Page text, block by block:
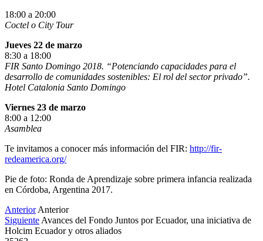
18:00 a 20:00
Coctel o City Tour
Jueves 22 de marzo
8:30 a 18:00
FIR Santo Domingo 2018. “Potenciando capacidades para el
desarrollo de comunidades sostenibles: El rol del sector privado”.
Hotel Catalonia Santo Domingo
Viernes 23 de marzo
8:00 a 12:00
Asamblea
Te invitamos a conocer más información del FIR: http://fir-
redeamerica.org/
Pie de foto: Ronda de Aprendizaje sobre primera infancia realizada
en Córdoba, Argentina 2017.
Anterior Anterior
Siguiente Avances del Fondo Juntos por Ecuador, una iniciativa de
Holcim Ecuador y otros aliados